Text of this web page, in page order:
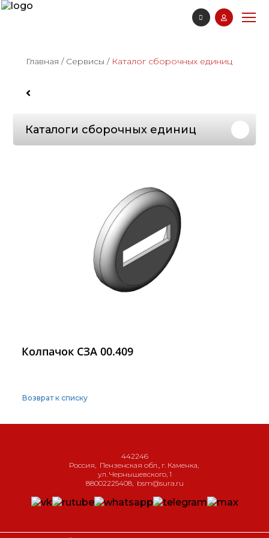
Главная / Сервисы / Каталог сборочных единиц
Каталоги сборочных единиц
Колпачок СЗА 00.409
Возврат к списку
442246
Россия, Пензенская обл., г. Каменка,
ул. Чернышевского, 1
88002225408, bsm@sura.ru